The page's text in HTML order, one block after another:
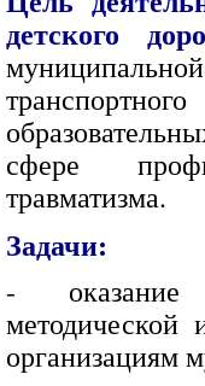
детского
сфере
травматизма.
Задачи:
- оказание
методической
организациям